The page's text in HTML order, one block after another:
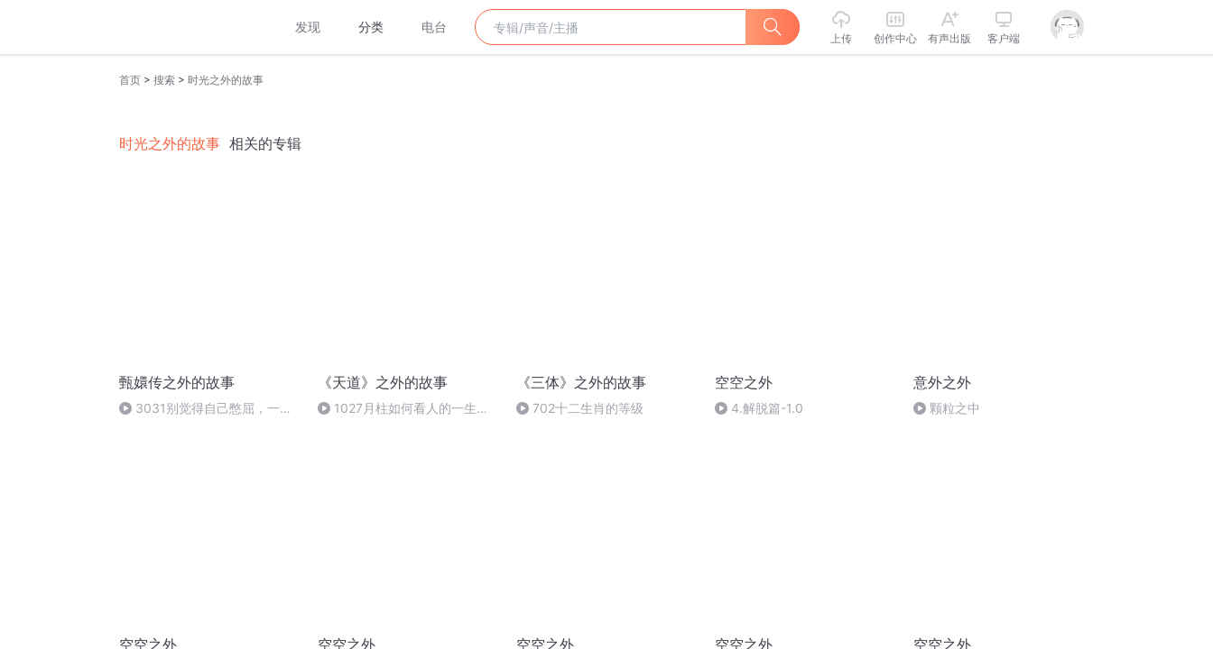
发现 分类 电台
上传 创作中心 有声出版 客户端
首页 > 搜索 > 时光之外的故事
时光之外的故事 相关的专辑
甄嬛传之外的故事
3031别觉得自己憋屈，一切
《天道》之外的故事
1027月柱如何看人的一生的
《三体》之外的故事
702十二生肖的等级
空空之外
4.解脱篇-1.0
意外之外
颗粒之中
空空之外 空空之外 空空之外 空空之外 空空之外